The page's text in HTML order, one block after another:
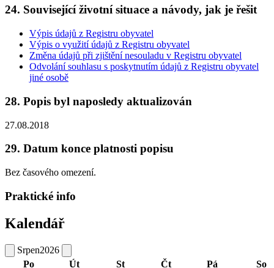
24. Související životní situace a návody, jak je řešit
Výpis údajů z Registru obyvatel
Výpis o využití údajů z Registru obyvatel
Změna údajů při zjištění nesouladu v Registru obyvatel
Odvolání souhlasu s poskytnutím údajů z Registru obyvatel
jiné osobě
28. Popis byl naposledy aktualizován
27.08.2018
29. Datum konce platnosti popisu
Bez časového omezení.
Praktické info
Kalendář
Srpen2026
Po
Út St Čt Pá
So